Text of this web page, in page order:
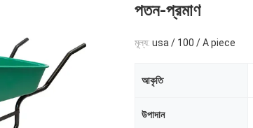
পতন-প্রমাণ
মূল্য: usa / 100 / A piece
আকৃতি
উপাদান